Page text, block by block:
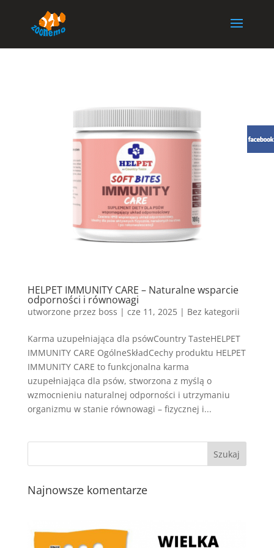
HELPET IMMUNITY CARE – Naturalne wsparcie
odporności i równowagi
utworzone przez boss | cze 11, 2025| Bez kategorii
Karma uzupełniająca dla psówCountry TasteHELPET
IMMUNITY CARE OgólneSkładCechy produktu HELPET
IMMUNITY CARE to funkcjonalna karma
uzupełniająca dla psów, stworzona z myślą o
wzmocnieniu naturalnej odporności i utrzymaniu
organizmu w stanie równowagi – fizycznej i...
Najnowsze komentarze